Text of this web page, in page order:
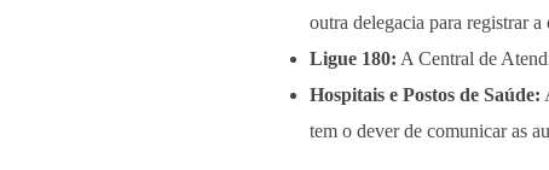
outra delegacia para registrar a
Ligue 180: A Central de
Hospitais e Postos de Saúde:
tem o dever de comunicar as